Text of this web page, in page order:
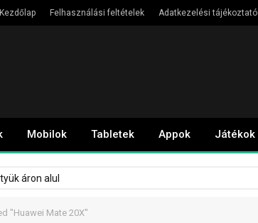
Kezdőlap Felhasználási feltételek Adatkezelési tájékoztató
Mobilok Tabletek Appok Játékok
áron alul
"Huawei Mate 20X"